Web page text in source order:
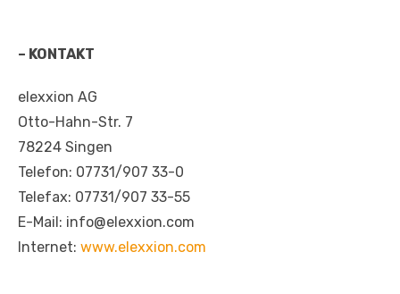
– KONTAKT
elexxion AG
Otto-Hahn-Str. 7
78224 Singen
Telefon: 07731/907 33-0
Telefax: 07731/907 33-55
E-Mail: info@elexxion.com
Internet: www.elexxion.com